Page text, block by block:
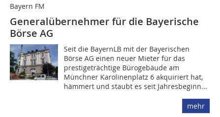
Bayern FM
Generalübernehmer für die Bayerische
Börse AG
Seit die BayernLB mit der Bayerischen
Börse AG einen neuer Mieter für das
prestigeträchtige Bürogebäude am
Münchner Karolinenplatz 6 akquiriert hat,
hämmert und staubt es seit Jahresbeginn...
mehr